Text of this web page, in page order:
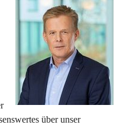
über unser